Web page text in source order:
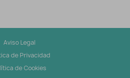
Aviso Legal
de Privacidad
de Cookies